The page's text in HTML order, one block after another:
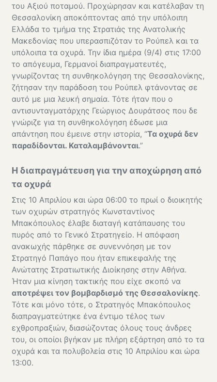
του Αξιού ποταμού. Προχώρησαν και κατέλαβαν τη
Θεσσαλονίκη αποκόπτοντας από την υπόλοιπη
Ελλάδα το τμήμα της Στρατιάς της Ανατολικής
Μακεδονίας που υπερασπιζόταν το Ρούπελ και τα
υπόλοιπα τα οχυρά. Την ίδια ημέρα (9/4) στις 17:00
το απόγευμα, Γερμανοί διαπραγματευτές,
γνωρίζοντας τη συνθηκολόγηση της Θεσσαλονίκης,
ζήτησαν την παράδοση του Ρούπελ φτάνοντας σε
αυτό με μια λευκή σημαία. Τότε ήταν που ο
αντισυνταγματάρχης Γεώργιος Δουράτσος που δε
γνώριζε για τη συνθηκολόγηση έδωσε μια
απάντηση που έμεινε στην ιστορία, “Τα οχυρά δεν
παραδίδονται. Καταλαμβάνονται.”
Η διαπραγμάτευση για την αποχώρηση από
τα οχυρά
Στις 10 Απριλίου και ώρα 06:00 το πρωί ο διοικητής
των οχυρών στρατηγός Κωνσταντίνος
Μπακόπουλος έλαβε διαταγή κατάπαυσης του
πυρός από το Γενικό Στρατηγείο. Η απόφαση
ανακωχής πάρθηκε σε συνεννόηση με τον
Στρατηγό Παπάγο που ήταν επικεφαλής της
Ανώτατης Στρατιωτικής Διοίκησης στην Αθήνα.
Ήταν μια κίνηση τακτικής που είχε σκοπό να
αποτρέψει τον βομβαρδισμό της Θεσσαλονίκης.
Τότε και μόνο τότε, ο Στρατηγός Μπακόπουλος
διαπραγματεύτηκε ένα έντιμο τέλος των
εχθροπραξιών, διασώζοντας όλους τους άνδρες
του, οι οποίοι βγήκαν με πλήρη εξάρτηση από το τα
οχυρά και τα πολυβολεία στις 10 Απριλίου και ώρα
13:00.